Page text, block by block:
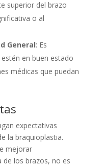
superior del brazo
o al
General: Es
en buen estado
médicas que puedan
expectativas
la braquioplastia.
mejorar
de los brazos, no es